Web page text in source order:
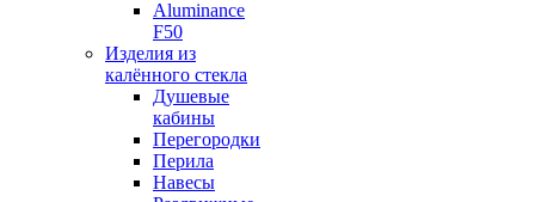
Aluminance
F50
Изделия из
калённого стекла
Душевые
кабины
Перегородки
Перила
Навесы